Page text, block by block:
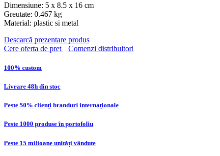
Dimensiune: 5 x 8.5 x 16 cm
Greutate: 0.467 kg
Material: plastic si metal
Descarcă prezentare produs
Cere oferta de pret
Comenzi distribuitori
100% custom
Livrare 48h din stoc
Peste 50% clienți branduri internaționale
Peste 1000 produse în portofoliu
Peste 15 milioane unități vândute